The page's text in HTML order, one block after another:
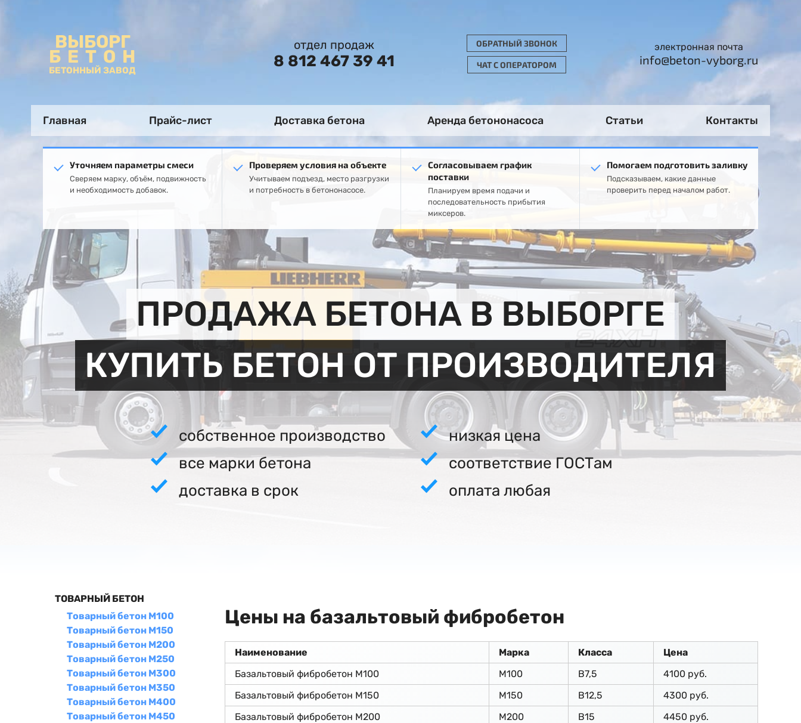
ВЫБОРГ
БЕТОН
БЕТОННЫЙ ЗАВОД
отдел продаж
8 812 467 39 41
ОБРАТНЫЙ ЗВОНОК
ЧАТ С ОПЕРАТОРОМ
электронная почта
info@beton-vyborg.ru
Главная Прайс-лист Доставка бетона Аренда бетононасоса Статьи Контакты
Уточняем параметры смеси
Сверяем марку, объём, подвижность
и необходимость добавок.
Проверяем условия на объекте
Учитываем подъезд, место разгрузки
и потребность в бетононасосе.
Согласовываем график
поставки
Планируем время подачи и
последовательность прибытия
миксеров.
Помогаем подготовить заливку
Подсказываем, какие данные
проверить перед началом работ.
ПРОДАЖА БЕТОНА В ВЫБОРГЕ
КУПИТЬ БЕТОН ОТ ПРОИЗВОДИТЕЛЯ
собственное производство
низкая цена
все марки бетона
соответствие ГОСТам
доставка в срок
оплата любая
ТОВАРНЫЙ БЕТОН
Товарный бетон М100
Товарный бетон М150
Товарный бетон М200
Товарный бетон М250
Товарный бетон М300
Товарный бетон М350
Товарный бетон М400
Товарный бетон М450
Цены на базальтовый фибробетон
Наименование Марка Класса
Цена
Базальтовый фибробетон М100
М100 В7,5
4100 руб.
Базальтовый фибробетон М150
М150 В12,5
4300 руб.
Базальтовый фибробетон М200
М200 В15
4450 руб.